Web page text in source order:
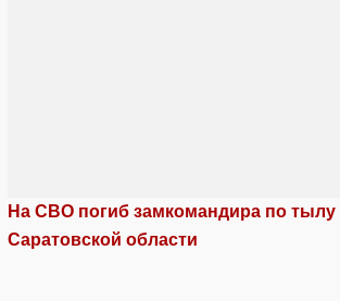
На СВО погиб замкомандира по тылу
Саратовской области